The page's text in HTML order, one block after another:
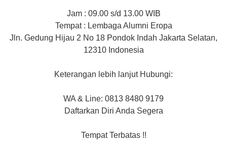
Jam : 09.00 s/d 13.00 WIB
Tempat : Lembaga Alumni Eropa
Jln. Gedung Hijau 2 No 18 Pondok Indah Jakarta Selatan,
12310 Indonesia
Keterangan lebih lanjut Hubungi:
WA & Line: 0813 8480 9179
Daftarkan Diri Anda Segera
Tempat Terbatas !!